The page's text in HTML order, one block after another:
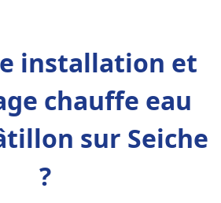
installation et
chauffe eau
sur Seiche
?